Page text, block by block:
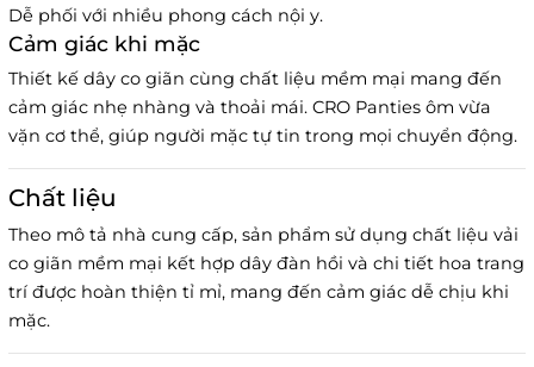
Dễ phối với nhiều phong cách nội y.
Cảm giác khi mặc
Thiết kế dây co giãn cùng chất liệu mềm mại mang đến
cảm giác nhẹ nhàng và thoải mái. CRO Panties ôm vừa
vặn cơ thể, giúp người mặc tự tin trong mọi chuyển động.
Chất liệu
Theo mô tả nhà cung cấp, sản phẩm sử dụng chất liệu vải
co giãn mềm mại kết hợp dây đàn hồi và chi tiết hoa trang
trí được hoàn thiện tỉ mỉ, mang đến cảm giác dễ chịu khi
mặc.